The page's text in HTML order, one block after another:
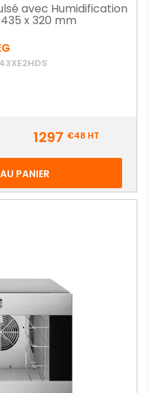
avec Humidification
x 320 mm
1297 €48 HT
PANIER